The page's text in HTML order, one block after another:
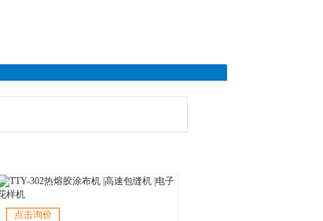
点击询价